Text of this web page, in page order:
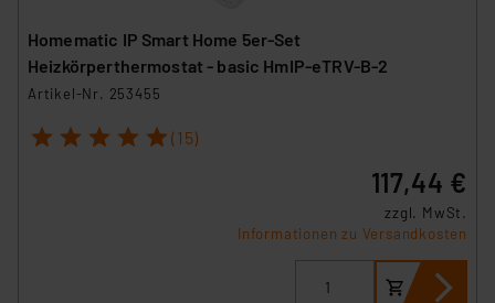
Homematic IP Smart Home 5er-Set
Heizkörperthermostat - basic HmIP-eTRV-B-2
Artikel-Nr. 253455
1 2 3 4 5 (15)
117,44 €
zzgl. MwSt.
Informationen zu Versandkosten